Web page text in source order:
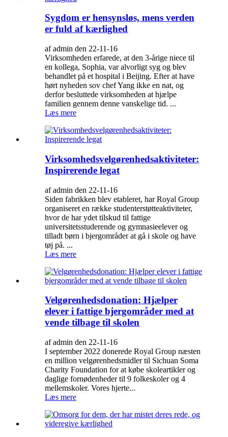
Sygdom er hensynsløs, mens verden
er fuld af kærlighed
af admin den 22-11-16
Virksomheden erfarede, at den 3-årige niece til
en kollega, Sophia, var alvorligt syg og blev
behandlet på et hospital i Beijing. Efter at have
hørt nyheden sov chef Yang ikke en nat, og
derfor besluttede virksomheden at hjælpe
familien gennem denne vanskelige tid. ...
Læs mere
Virksomhedsvelgørenhedsaktiviteter:
Inspirerende legat
af admin den 22-11-16
Siden fabrikken blev etableret, har Royal Group
organiseret en række studenterstøtteaktiviteter,
hvor de har ydet tilskud til fattige
universitetsstuderende og gymnasieelever og
tilladt børn i bjergområder at gå i skole og have
tøj på. ...
Læs mere
Velgørenhedsdonation: Hjælper
elever i fattige bjergområder med at
vende tilbage til skolen
af admin den 22-11-16
I september 2022 donerede Royal Group næsten
en million velgørenhedsmidler til Sichuan Soma
Charity Foundation for at købe skoleartikler og
daglige fornødenheder til 9 folkeskoler og 4
mellemskoler. Vores hjerte...
Læs mere